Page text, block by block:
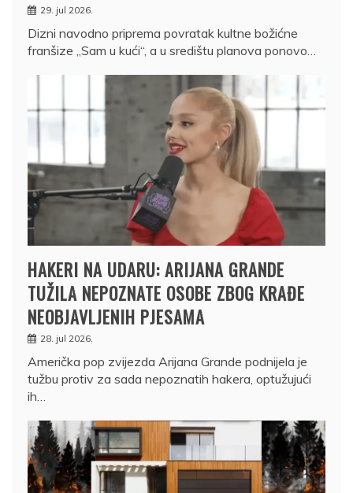
29. jul 2026.
Dizni navodno priprema povratak kultne božićne
franšize „Sam u kući“, a u središtu planova ponovo…
HAKERI NA UDARU: ARIJANA GRANDE
TUŽILA NEPOZNATE OSOBE ZBOG KRAĐE
NEOBJAVLJENIH PJESAMA
28. jul 2026.
Američka pop zvijezda Arijana Grande podnijela je
tužbu protiv za sada nepoznatih hakera, optužujući
ih…